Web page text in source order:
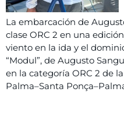
La embarcación de
clase ORC 2 en una
viento en la ida y el
“Modul”, de Augusto
en la categoría ORC 2 de
Palma–Santa